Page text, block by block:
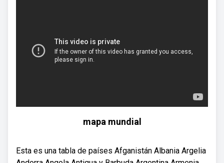
mapa mundial
Esta es una tabla de países Afganistán Albania Argelia